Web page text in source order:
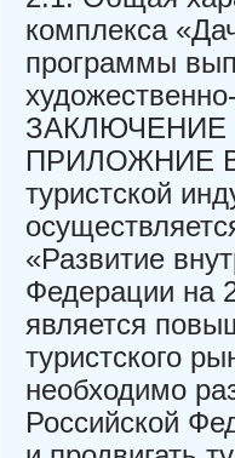
комплекса
программы
ПРИЛОЖНИЕ В
туристской
«Развитие
Федерации на
является
туристского
необходимо
Российской